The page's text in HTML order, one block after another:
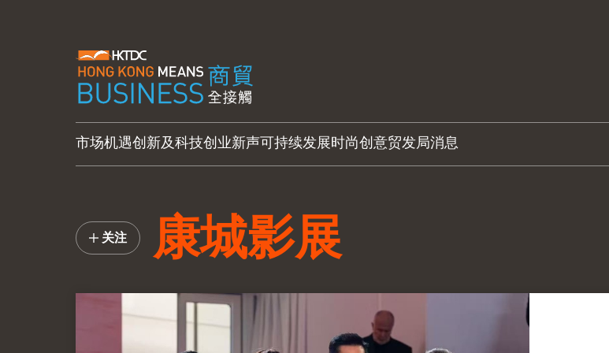
市场机遇创新及科技创业新声可持续发展时尚创意贸发局消息
康城影展
关注